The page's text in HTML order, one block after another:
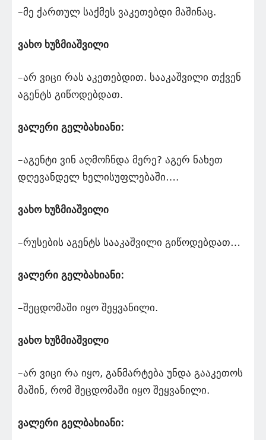
–მე ქართულ საქმეს ვაკეთებდი მაშინაც.
ვახო ხუზმიაშვილი
–არ ვიცი რას აკეთებდით. სააკაშვილი თქვენ
აგენტს გიწოდებდათ.
ვალერი გელბახიანი:
–აგენტი ვინ აღმოჩნდა მერე? აგერ ნახეთ
დღევანდელ ხელისუფლებაში….
ვახო ხუზმიაშვილი
–რუსების აგენტს სააკაშვილი გიწოდებდათ…
ვალერი გელბახიანი:
–შეცდომაში იყო შეყვანილი.
ვახო ხუზმიაშვილი
–არ ვიცი რა იყო, განმარტება უნდა გააკეთოს
მაშინ, რომ შეცდომაში იყო შეყვანილი.
ვალერი გელბახიანი: